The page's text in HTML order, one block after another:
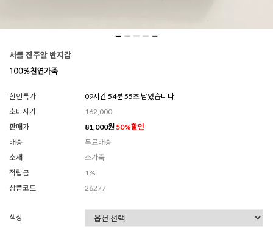
서클 진주알 반지갑
할인특가
09시간 54분 52초 남았습니다
소비자가
162,000
판매가
81,000원 50%할인
배송
무료배송
소재
소가죽
적립금
1%
상품코드
26277
색상